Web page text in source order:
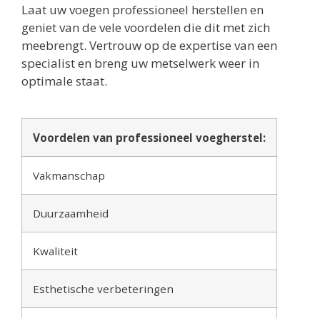
Laat uw voegen professioneel herstellen en
geniet van de vele voordelen die dit met zich
meebrengt. Vertrouw op de expertise van een
specialist en breng uw metselwerk weer in
optimale staat.
Voordelen van professioneel voegherstel:
Vakmanschap
Duurzaamheid
Kwaliteit
Esthetische verbeteringen